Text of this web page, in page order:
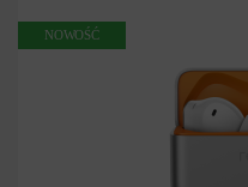
NOWOŚĆ